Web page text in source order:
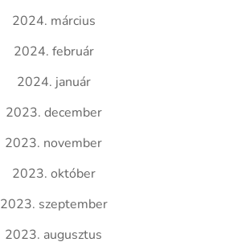
2024. március
2024. február
2024. január
2023. december
2023. november
2023. október
2023. szeptember
2023. augusztus